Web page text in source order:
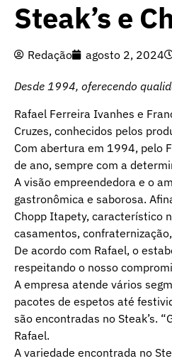
Steak’s e
Redação agosto 2, 2024
Desde 1994, oferecendo
Rafael Ferreira Ivanhes e
Cruzes, conhecidos pelos
Com abertura em 1994, pelo
de ano, sempre com a
A visão empreendedora e o
gastronômica e saborosa.
Chopp Itapety, característico
casamentos,
De acordo com Rafael, o
respeitando o nosso
A empresa atende vários
pacotes de espetos até
são encontradas no Steak’s.
Rafael.
A variedade encontrada no